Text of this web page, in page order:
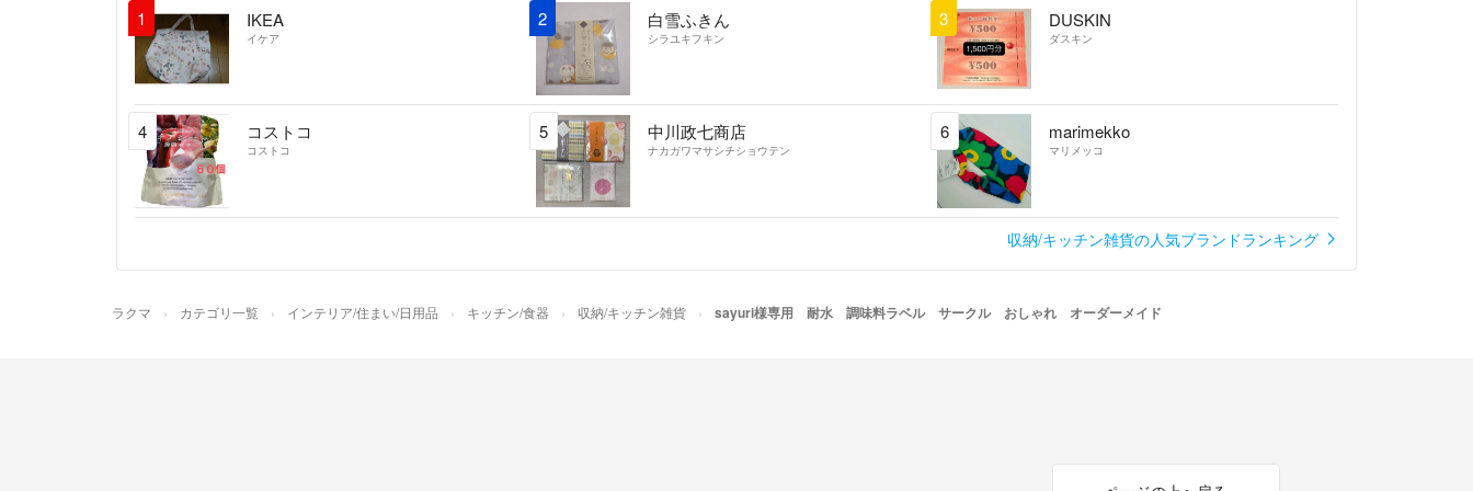
ラベルのばらの追加はS1枚40円、M1枚50円、L1枚70円とさせて頂い
ております。
ランドリーや掃除用品ラベルものは1枚90円追加で承っております♫
（イレギュラーもあります）
何か追加で飾りをつける場合や、アイコンを作成する場合、その他追
加で作業が増える場合50円追加でお願いします。
文字の変更、新規の文字挿入の場合は10コ以上から100円追加です。
ご注文お待ちしております♪
1 IKEA
イケア
2 白雪ふきん
シラユキフキン
3 DUSKIN
ダスキン
4 コストコ
コストコ
5 中川政七商店
ナカガワマサシチショウテン
6 marimekko
マリメッコ
収納/キッチン雑貨の人気ブランドランキング
ラクマ カテゴリ一覧 インテリア/住まい/日用品 キッチン/食器 収納/キッチン雑貨 sayuri様専用 耐水 調味料ラベル サークル おしゃれ オーダーメイド